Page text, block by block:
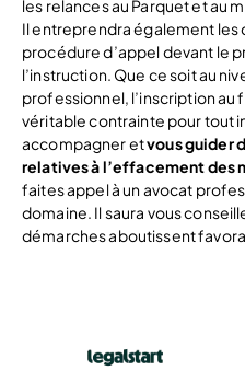
les relances au Parquet et au
Il entreprendra également les
procédure d’appel devant le
l’instruction. Que ce soit au
professionnel, l’inscription au
véritable contrainte pour tout
accompagner etvous guider
relatives à l’effacement des
faites appel à un avocat
domaine. Il saura vous
démarches aboutissent